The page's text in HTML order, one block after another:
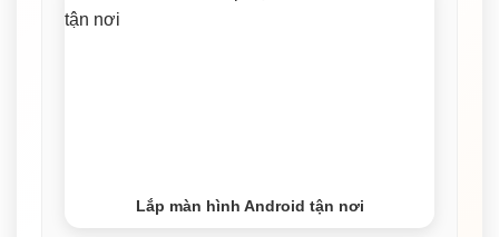
Lắp màn hình Android tận nơi